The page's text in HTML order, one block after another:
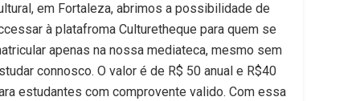
em Fortaleza, abrimos a possibilidade de
à platafroma Culturetheque para quem se
apenas na nossa mediateca, mesmo sem
connosco. O valor é de R$ 50 anual e R$40
estudantes com comprovente valido. Com essa